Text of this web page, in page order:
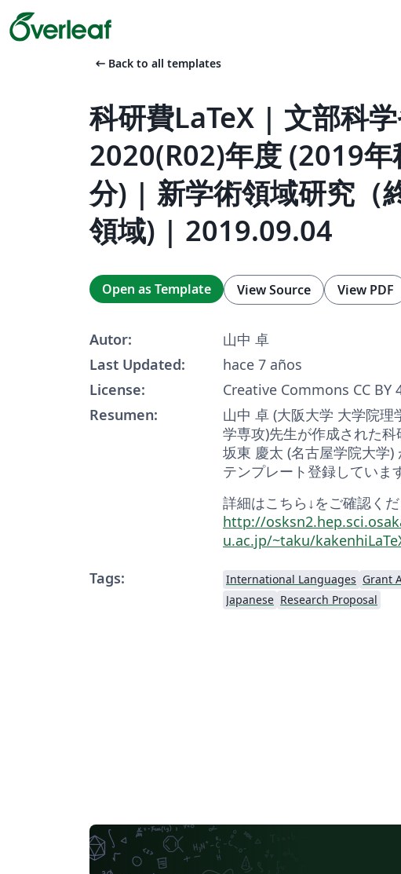
arrow_left_alt Back to all templates
科研費LaTeX | 文部科
2020(R02)年度 (2019年
分) | 新学術領域研究（
領域) | 2019.09.04
Open as Template View Source View PDF
Autor:
山中 卓
Last Updated:
hace 7 años
License:
Creative Commons CC BY
Resumen:
山中 卓 (大阪大学 大学院理
学専攻)先生が作成された科
坂東 慶太 (名古屋学院大学)
テンプレート登録していま
詳細はこちら↓をご確認くだ
http://
u.ac.jp/~taku/
Tags:
International Languages Grant
Japanese Research Proposal